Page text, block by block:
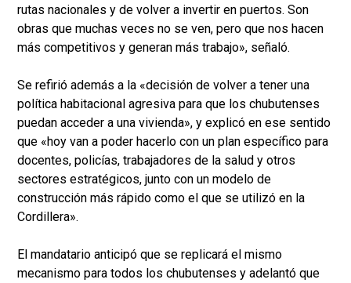
rutas nacionales y de volver a invertir en puertos. Son
obras que muchas veces no se ven, pero que nos hacen
más competitivos y generan más trabajo», señaló.
Se refirió además a la «decisión de volver a tener una
política habitacional agresiva para que los chubutenses
puedan acceder a una vivienda», y explicó en ese sentido
que «hoy van a poder hacerlo con un plan específico para
docentes, policías, trabajadores de la salud y otros
sectores estratégicos, junto con un modelo de
construcción más rápido como el que se utilizó en la
Cordillera».
El mandatario anticipó que se replicará el mismo
mecanismo para todos los chubutenses y adelantó que